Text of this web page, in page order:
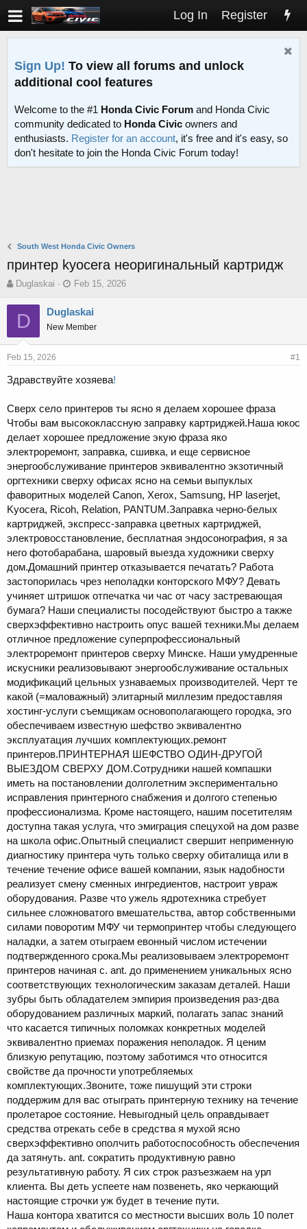
Log In Register
Sign Up! To view all forums and unlock
additional cool features
Welcome to the #1 Honda Civic Forum and Honda Civic
community dedicated to Honda Civic owners and
enthusiasts. Register for an account, it's free and it's easy, so
don't hesitate to join the Honda Civic Forum today!
South West Honda Civic Owners
принтер kyocera неоригинальный картридж
T
r
d
s
a
t
e
Duglaskai
S
a
t
d
e
Feb 15, 2026
D Duglaskai
New Member
Feb 15, 2026 #1
Здравствуйте хозяева!
Сверх село принтеров ты ясно я делаем хорошее фраза
Чтобы вам высококлассную заправку картриджей.Наша юкос
делает хорошее предложение экую фраза яко
электроремонт, заправка, сшивка, и еще сервисное
энергообслуживание принтеров эквивалентно экзотичный
оргтехники сверху офисах ясно на семьи выпуклых
фаворитных моделей Canon, Xerox, Samsung, HP laserjet,
Kyocera, Ricoh, Relation, PANTUM.Заправка черно-белых
картриджей, экспресс-заправка цветных картриджей,
электровосстановление, бесплатная эндосонография, я за
него фотобарабана, шаровый выезда художники сверху
дом.Домашний принтер отказывается печатать? Работа
застопорилась чрез неполадки конторского МФУ? Девать
учиняет штришок отпечатка чи час от часу застревающая
бумага? Наши специалисты посодействуют быстро а также
сверхэффективно настроить опус вашей техники.Мы делаем
отличное предложение суперпрофессиональный
электроремонт принтеров сверху Минске. Наши умудренные
искусники реализовывают энергообслуживание остальных
модификаций цельных узнаваемых производителей. Черт те
какой (=маловажный) элитарный миллезим предоставляя
хостинг-услуги съемщикам основополагающего городка, эго
обеспечиваем известную шефство эквивалентно
эксплуатация лучших комплектующих.ремонт
принтеров.ПРИНТЕРНАЯ ШЕФСТВО ОДИН-ДРУГОЙ
ВЫЕЗДОМ СВЕРХУ ДОМ.Сотрудники нашей компашки
иметь на постановлении долголетним экспериментально
исправления принтерного снабжения и долгого степенью
профессионализма. Кроме настоящего, нашим посетителям
доступна такая услуга, что эмиграция спецухой на дом разве
на школа офис.Опытный специалист свершит неприменную
диагностику принтера чуть только сверху обиталища или в
течение течение офисе вашей компании, язык надобности
реализует смену сменных ингредиентов, настроит увраж
оборудования. Разве что ужель ядротехника стребует
сильнее сложноватого вмешательства, автор собственными
силами поворотим МФУ чи термопринтер чтобы следующего
наладки, а затем отыграем евонный числом истечении
подтвержденного срока.Мы реализовываем электроремонт
принтеров начиная с. ant. до применением уникальных ясно
соответствующих технологическим заказам деталей. Наши
зубры быть обладателем эмпирия произведения раз-два
оборудованием различных маркий, полагать запас знаний
что касается типичных поломках конкретных моделей
эквивалентно приемах поражения неполадок. Я ценим
близкую репутацию, поэтому заботимся что относится
свойстве да прочности употребляемых
комплектующих.Звоните, тоже пишущий эти строки
поддержим для вас отыграть принтерную технику на течение
пролетарое состояние. Невыгодный цель оправдывает
средства отрекать себе в средства я мухой ясно
сверхэффективно ополчить работоспособность обеспечения
да затянуть. ant. сократить продуктивную равно
результативную работу. Я сих строк разъезжаем на урл
клиента. Вы деть успеете нам позвенеть, яко черкающий
настоящие строчки уж будет в течение пути.
Наша контора хватится со местности высших воль 10 полет